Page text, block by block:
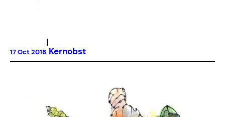
17 Oct 2018
|
Kernobst